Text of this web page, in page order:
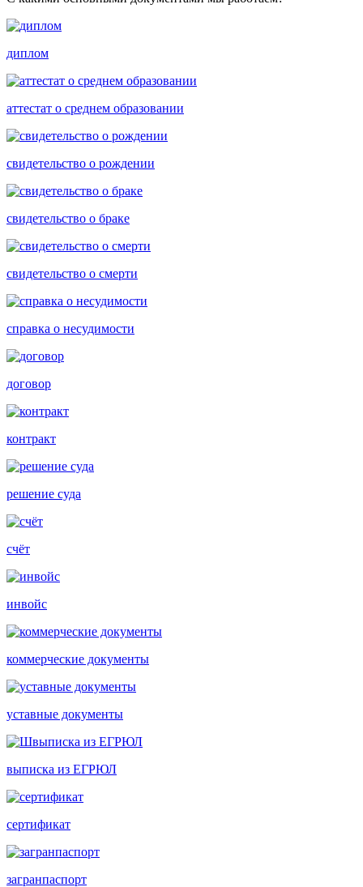
диплом
аттестат о среднем образовании
свидетельство о рождении
свидетельство о браке
свидетельство о смерти
справка о несудимости
договор
контракт
решение суда
счёт
инвойс
коммерческие документы
уставные документы
выписка из ЕГРЮЛ
сертификат
загранпаспорт